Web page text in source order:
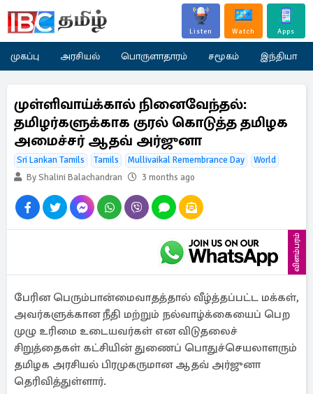
Listen Watch Apps
முகப்பு அரசியல் பொருளாதாரம் சமூகம் இந்தியா
முள்ளிவாய்க்கால் நினைவேந்தல்:
தமிழர்களுக்காக குரல் கொடுத்த தமிழக
அமைச்சர் ஆதவ் அர்ஜுனா
Sri Lankan Tamils Tamils Mullivaikal Remembrance Day
World
By Shalini Balachandran
3 months ago
விளம்பரம்
பேரின பெரும்பான்மைவாதத்தால் வீழ்த்தப்பட்ட மக்கள்,
அவர்களுக்கான நீதி மற்றும் நல்வாழ்க்கையைப் பெற
முழு உரிமை உடையவர்கள் என விடுதலைச்
சிறுத்தைகள் கட்சியின் துணைப் பொதுச்செயலாளரும்
தமிழக அரசியல் பிரமுகருமான ஆதவ் அர்ஜுனா
தெரிவித்துள்ளார்.